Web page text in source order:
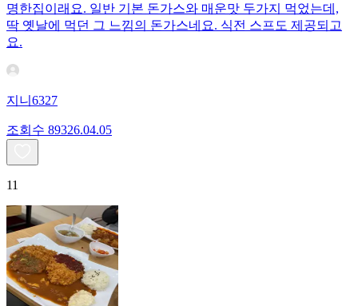
명한집이래요. 일반 기본 돈가스와 매운맛 두가지 먹었는데,
딱 옛날에 먹던 그 느낌의 돈가스네요. 식전 스프도 제공되고
요.
지니6327
조회수 89326.04.05
11